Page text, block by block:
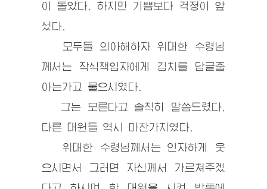
이 돌았다. 하지만 기쁨보다 걱정이 앞
섰다.
모두들 의아해하자위대한 수령 님
께서는 작식책임자에게 김치를 담글줄
아는가고 물으시였다.
그는 모른다고 솔직히 말씀드렸다.
다른 대원들 역시 마찬가지였다.
위대한 수령 님께서는 인자하게 웃
으시면서 그러면 자신께서 가르쳐주겠